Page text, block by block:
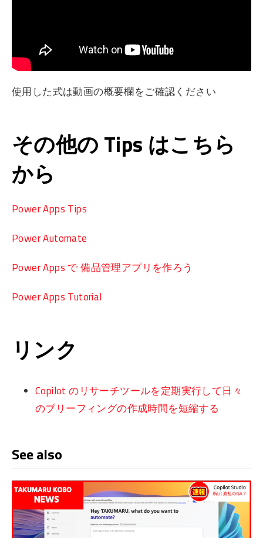
使用した式は動画の概要欄をご確認ください
その他の Tips はこちら
から
Power Apps Tips
Power Automate
Power Apps で 備品管理アプリを作ろう
Power Apps Tutorial
リンク
Copilot のリサーチツールを定期実行して日々
のブリーフィングの作成時間を短縮する
See also